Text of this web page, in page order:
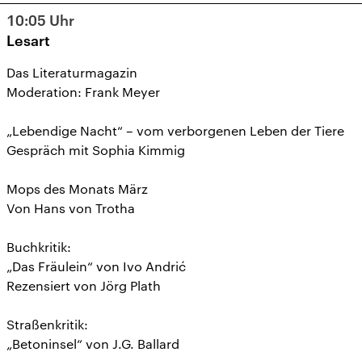
10:05 Uhr
Lesart
Das Literaturmagazin
Moderation: Frank Meyer
„Lebendige Nacht“ – vom verborgenen Leben der Tiere
Gespräch mit Sophia Kimmig
Mops des Monats März
Von Hans von Trotha
Buchkritik:
„Das Fräulein“ von Ivo Andrić
Rezensiert von Jörg Plath
Straßenkritik:
„Betoninsel“ von J.G. Ballard